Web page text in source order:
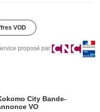
VOD
proposé par
City Bande-
VO